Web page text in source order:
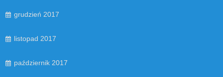
grudzień 2017
listopad 2017
październik 2017